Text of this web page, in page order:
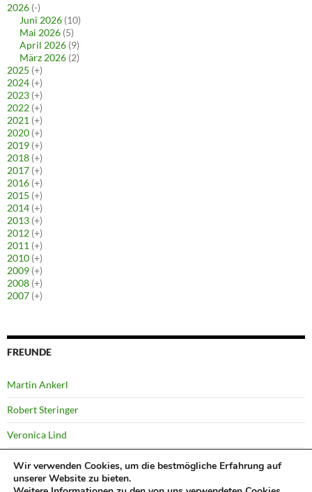
2026 (-)
Juni 2026 (10)
Mai 2026 (5)
April 2026 (9)
März 2026 (2)
2025 (+)
2024 (+)
2023 (+)
2022 (+)
2021 (+)
2020 (+)
2019 (+)
2018 (+)
2017 (+)
2016 (+)
2015 (+)
2014 (+)
2013 (+)
2012 (+)
2011 (+)
2010 (+)
2009 (+)
2008 (+)
2007 (+)
FREUNDE
Martin Ankerl
Robert Steringer
Veronica Lind
Yussi Pick
Wir verwenden Cookies, um die bestmögliche Erfahrung auf
unserer Website zu bieten.